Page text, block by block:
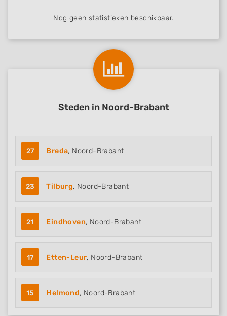
Nog geen statistieken beschikbaar.
Steden in Noord-Brabant
27 Breda, Noord-Brabant
23 Tilburg, Noord-Brabant
21 Eindhoven, Noord-Brabant
17 Etten-Leur, Noord-Brabant
15 Helmond, Noord-Brabant